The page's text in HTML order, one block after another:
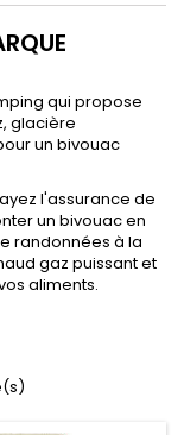
qui propose
glacière
un bivouac
l'assurance de
un bivouac en
randonnées à la
gaz puissant et
aliments.